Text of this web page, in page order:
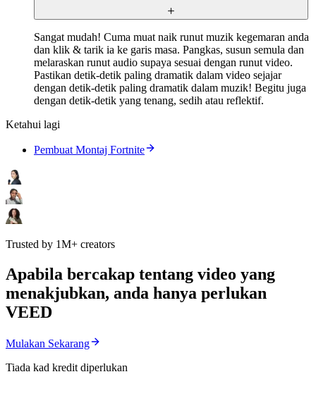
Sangat mudah! Cuma muat naik runut muzik kegemaran anda
dan klik & tarik ia ke garis masa. Pangkas, susun semula dan
melaraskan runut audio supaya sesuai dengan runut video.
Pastikan detik-detik paling dramatik dalam video sejajar
dengan detik-detik paling dramatik dalam muzik! Begitu juga
dengan detik-detik yang tenang, sedih atau reflektif.
Ketahui lagi
Pembuat Montaj Fortnite
Trusted by 1M+ creators
Apabila bercakap tentang video yang
menakjubkan, anda hanya perlukan
VEED
Mulakan Sekarang
Tiada kad kredit diperlukan